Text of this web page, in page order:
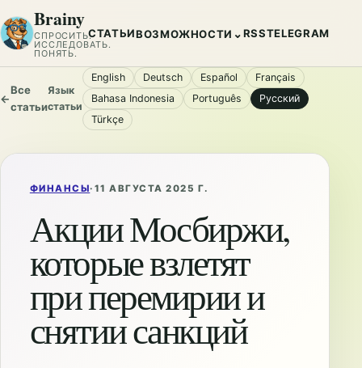
Brainy
СПРОСИТЬ.
ИССЛЕДОВАТЬ.
ПОНЯТЬ.
СТАТЬИВОЗМОЖНОСТИ ⌄RSSTELEGRAM
←
Все
статьи
Язык
статьи
English Deutsch Español
Français
Bahasa Indonesia
Português
Русский
Türkçe
ФИНАНСЫ· 11 АВГУСТА 2025 Г.
Акции Мосбиржи,
которые взлетят
при перемирии и
снятии санкций